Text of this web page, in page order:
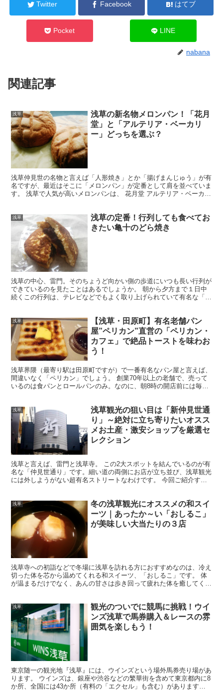
Twitter Facebook はてブ
Pocket LINE
nabana
関連記事
浅草
浅草の新名物メロンパン！「花月
堂」と「アルテリア・ベーカリ
ー」どっちを選ぶ？
浅草仲見世の名物と言えば「人形焼き」とか「揚げまんじゅう」が有
名ですが、最近はそこに「メロンパン」が定番として肩を並べていま
す。 浅草で人気が高いメロンパンは、 花月堂 アルテリア・ベーカリ
浅草
浅草の定番！行列しても食べてお
きたい亀十のどら焼き
浅草の中心、雷門。そのちょうど向かい側の歩道にいつも長い行列が
できているのを見たことはあるでしょうか。 朝から夕方まで１日中
続くこの行列は、テレビなどでもよく取り上げられていて有名な「亀
浅草
【浅草・田原町】有名老舗パン
屋”ペリカン”直営の「ペリカン・
カフェ」で絶品トーストを味わお
う！
浅草界隈（最寄り駅は田原町ですが）で一番有名なパン屋と言えば、
間違いなく「ペリカン」でしょう。 創業70年以上の老舗で、売って
いるのは食パンとロールパンのみ。なのに、朝8時の開店前には毎日
浅草
浅草観光の狙い目は「新仲見世通
り」～絶対に立ち寄りたいオスス
メお土産・激安ショップを厳選セ
レクション
浅草と言えば、雷門と浅草寺。 この2大スポットを結んでいるのが有
名な「仲見世通り」です。細い道の両側にお店が立ち並び、浅草観光
には外しようがない超有名ストリートなわけです。 今回ご紹介する
浅草
冬の浅草観光にオススメの和スイ
ーツ｜あったか～い「おしるこ」
が美味しい大当たりの３店
浅草寺への初詣などで冬場に浅草を訪れる方におすすめなのは、冷え
切った体を芯から温めてくれる和スイーツ、「おしるこ」です。 体
が温まるだけでなく、あんの甘さは歩き回って疲れた体を癒してくれ
浅草
観光のついでに競馬に挑戦！ウイ
ンズ浅草で馬券購入＆レースの雰
囲気を楽しもう！
東京随一の観光地『浅草』には、ウインズという場外馬券売り場があ
ります。 ウインズは、銀座や渋谷などの繁華街を含めて東京都内に8
か所、全国には43か所（有料の「エクセル」も含む）があります。